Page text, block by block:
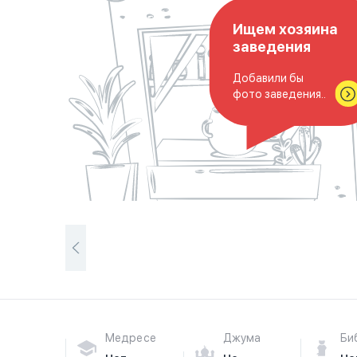
Ищем хозяина
заведения
Добавили бы
фото заведения..
Медресе
Джума